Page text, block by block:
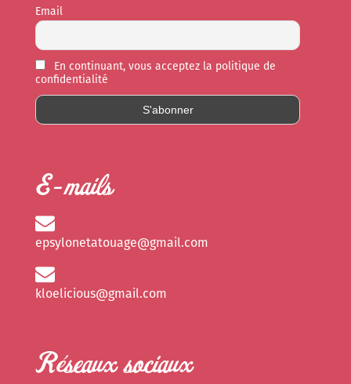
Email
En continuant, vous acceptez la politique de
confidentialité
E-mails
epsylonetatouage@gmail.com
kloelicious@gmail.com
Réseaux sociaux